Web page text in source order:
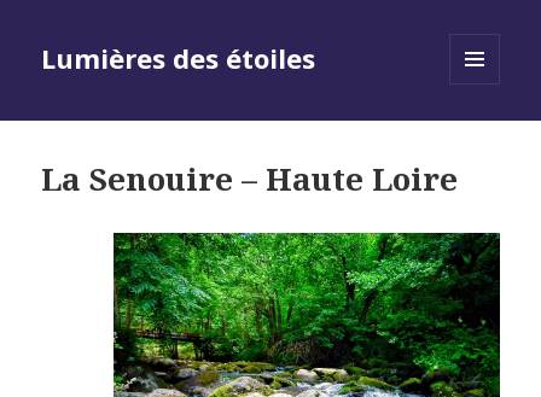
Lumières des étoiles
La Senouire – Haute Loire